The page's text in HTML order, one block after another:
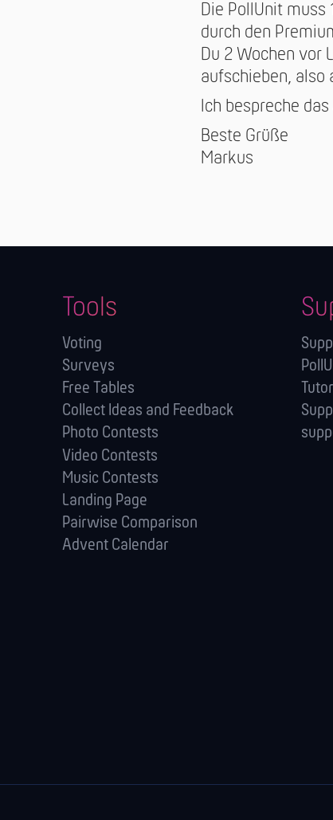
Die PollUnit
durch den
Du 2 Wochen vor
aufschieben, also
Ich bespreche
Beste Grüße
Markus
Tools
Voting
Surveys
Free Tables
Collect Ideas and Feedback
Photo Contests
Video Contests
Music Contests
Landing Page
Pairwise Comparison
Advent Calendar